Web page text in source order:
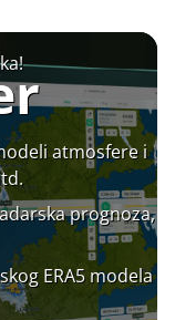
atmosfere i
prognoza,
ERA5 modela